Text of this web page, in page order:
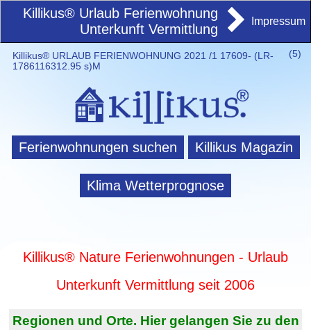
Killikus® Urlaub Ferienwohnung
Unterkunft Vermittlung
Impressum
(5)
Killikus® URLAUB FERIENWOHNUNG 2021 /1 17609- (LR-
1786116312.95 s)M
Ferienwohnungen suchen Killikus Magazin
Klima Wetterprognose
Killikus® Nature Ferienwohnungen - Urlaub
Unterkunft Vermittlung seit 2006
Regionen und Orte. Hier gelangen Sie zu den